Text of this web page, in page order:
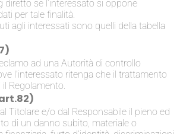
diretto se l’interessato si oppone
per tale finalità.
agli interessati sono quelli della tabella
ad una Autorità di controllo
l’interessato ritenga che il trattamento
Regolamento.
Titolare e/o dal Responsabile il pieno ed
di un danno subito, materiale o